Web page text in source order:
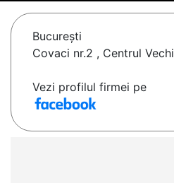
Bucureşti
Covaci nr.2 , Centrul Vechi
Vezi profilul firmei pe